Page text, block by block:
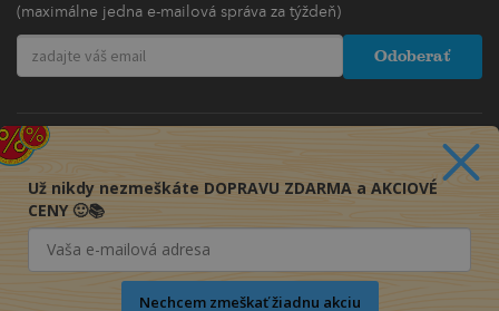
(maximálne jedna e-mailová správa za týždeň)
Odoberať
Už nikdy nezmeškáte DOPRAVU ZDARMA a AKCIOVÉ
CENY 🙂📚
Nechcem zmeškať žiadnu akciu